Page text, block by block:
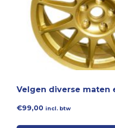
Velgen diverse maten
€99,00 incl. btw